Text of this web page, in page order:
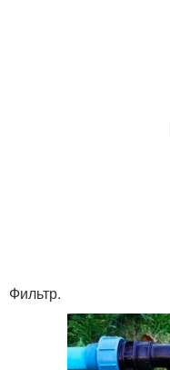
Фильтр.